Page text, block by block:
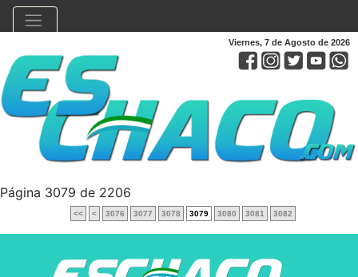
Viernes, 7 de Agosto de 2026
Página 3079 de 2206
<< < 3076 3077 3078 3079 3080 3081 3082